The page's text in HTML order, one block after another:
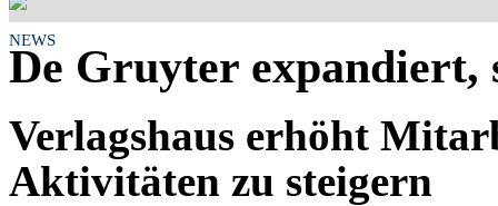
NEWS
De Gruyter expandiert,
Verlagshaus erhöht
Aktivitäten zu steigern